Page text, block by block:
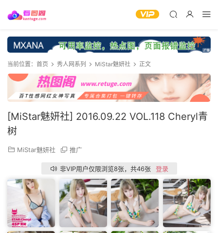
当前位置： 首页 秀人网系列 MiStar魅妍社 正文
[MiStar魅妍社] 2016.09.22 VOL.118 Cheryl青
树
MiStar魅妍社 推广
非VIP用户仅限浏览8张，共46张 登录